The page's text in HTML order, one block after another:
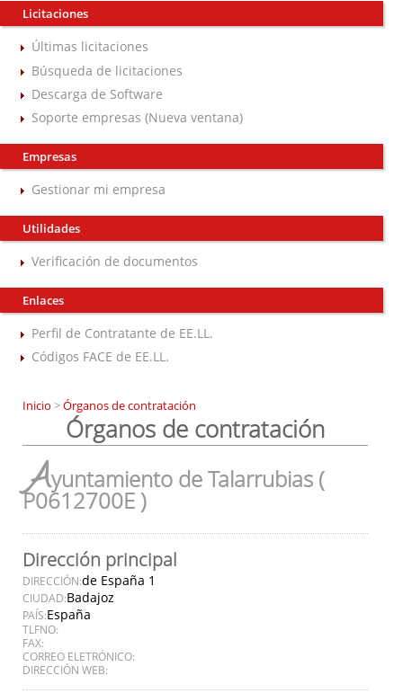
Licitaciones
Últimas licitaciones
Búsqueda de licitaciones
Descarga de Software
Soporte empresas (Nueva ventana)
Empresas
Gestionar mi empresa
Utilidades
Verificación de documentos
Enlaces
Perfil de Contratante de EE.LL.
Códigos FACE de EE.LL.
Inicio >Órganos de contratación
Órganos de contratación
Ayuntamiento de Talarrubias (
P0612700E )
Dirección principal
DIRECCIÓN:de España 1
CIUDAD:Badajoz
PAÍS:España
TLFNO:
FAX:
CORREO ELETRÓNICO:
DIRECCIÓN WEB: